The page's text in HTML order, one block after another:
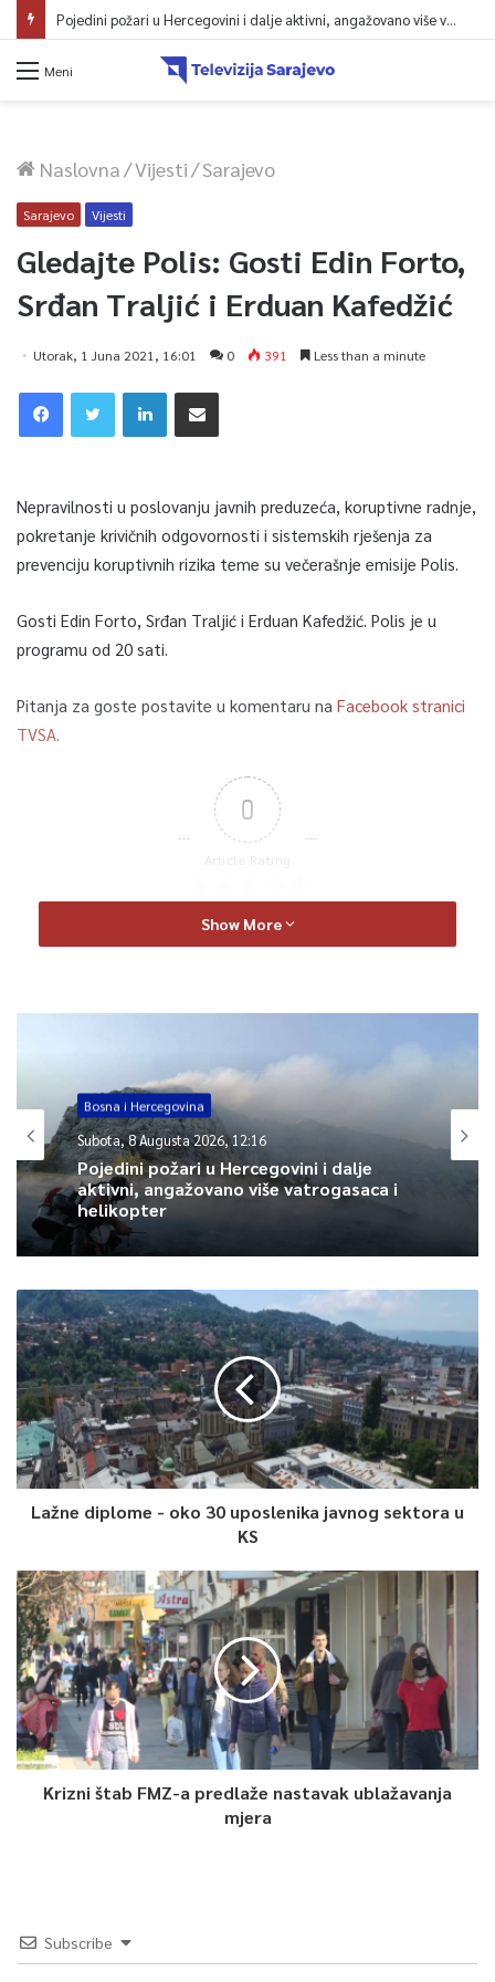
Pojedini požari u Hercegovini i dalje aktivni, angažovano više vatrogasaca i helikopter
Meni
Naslovna/Vijesti/Sarajevo
Sarajevo Vijesti
Gledajte Polis: Gosti Edin Forto,
Srđan Traljić i Erduan Kafedžić
Utorak, 1 Juna 2021, 16:01 0 391 Less than a minute
Nepravilnosti u poslovanju javnih preduzeća, koruptivne radnje,
pokretanje krivičnih odgovornosti i sistemskih rješenja za
prevenciju koruptivnih rizika teme su večerašnje emisije Polis.
Gosti Edin Forto, Srđan Traljić i Erduan Kafedžić. Polis je u
programu od 20 sati.
Pitanja za goste postavite u komentaru na Facebook stranici
TVSA
0
Article Rating
Show More
Bosna i Hercegovina
Subota, 8 Augusta 2026, 12:16
Pojedini požari u Hercegovini i dalje
aktivni, angažovano više vatrogasaca i
helikopter
Lažne diplome - oko 30 uposlenika javnog sektora u
KS
Krizni štab FMZ-a predlaže nastavak ublažavanja
mjera
Subscribe